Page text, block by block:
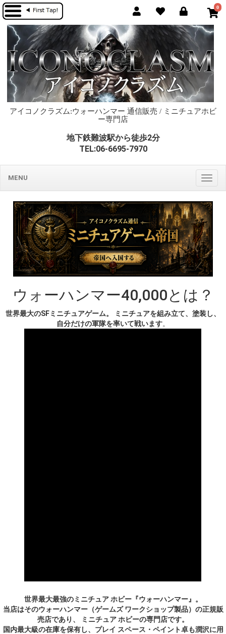
0
アイコノクラズム:ウォーハンマー 通信販売 / ミニチュアホビ
ー専門店
地下鉄難波駅から徒歩2分
TEL:06-6695-7970
MENU
ウォーハンマー40,000とは？
世界最大のSFミニチュアゲーム。 ミニチュアを組み立て、塗装し、
自分だけの軍隊を率いて戦います。
世界最大最強のミニチュア ホビー『ウォーハンマー』。
当店はそのウォーハンマー（ゲームズ ワークショップ製品）の正規販
売店であり、 ミニチュア ホビーの専門店です。
国内最大級の在庫を保有し、プレイ スペース・ペイント卓も潤沢に用